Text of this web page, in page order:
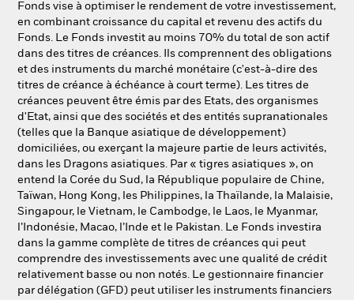
iShares
Aladdin
Notre société
Fonds vise à optimiser le rendement de votre investissement,
en combinant croissance du capital et revenu des actifs du
Fonds. Le Fonds investit au moins 70% du total de son actif
dans des titres de créances. Ils comprennent des obligations
et des instruments du marché monétaire (c'est-à-dire des
titres de créance à échéance à court terme). Les titres de
créances peuvent être émis par des Etats, des organismes
d'Etat, ainsi que des sociétés et des entités supranationales
(telles que la Banque asiatique de développement)
domiciliées, ou exerçant la majeure partie de leurs activités,
dans les Dragons asiatiques. Par « tigres asiatiques », on
entend la Corée du Sud, la République populaire de Chine,
Taïwan, Hong Kong, les Philippines, la Thaïlande, la Malaisie,
Singapour, le Vietnam, le Cambodge, le Laos, le Myanmar,
l’Indonésie, Macao, l’Inde et le Pakistan. Le Fonds investira
dans la gamme complète de titres de créances qui peut
comprendre des investissements avec une qualité de crédit
relativement basse ou non notés. Le gestionnaire financier
par délégation (GFD) peut utiliser les instruments financiers